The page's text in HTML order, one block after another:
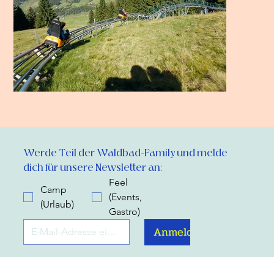
Werde Teil der Waldbad-Family und melde
dich für unsere Newsletter an:
Camp
(Urlaub)
Feel
(Events,
Gastro)
Anmelden